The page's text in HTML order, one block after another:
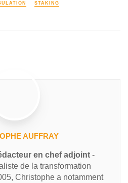
STAKING
AUFFRAY
en chef adjoint -
de la transformation
Christophe a notamment